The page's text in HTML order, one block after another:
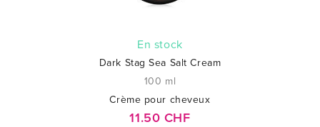
En stock
Dark Stag Sea Salt Cream
100 ml
Crème pour cheveux
11.50 CHF